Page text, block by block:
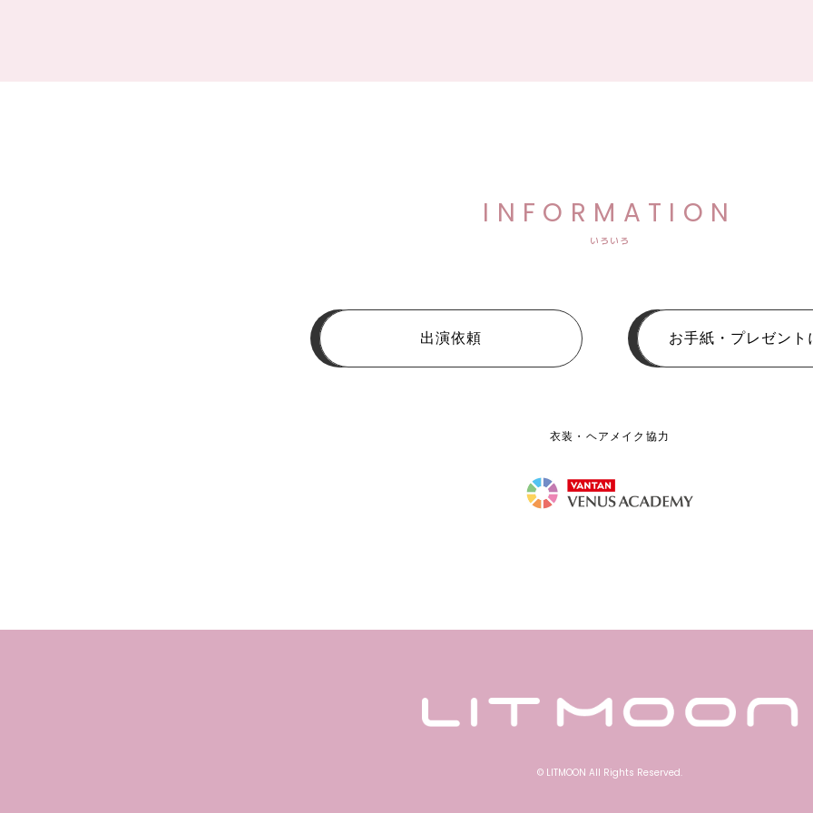
INFORMATION
いろいろ
出演依頼 お手紙・プレゼント
衣装・ヘアメイク協力
© LITMOON All Rights Reserved.